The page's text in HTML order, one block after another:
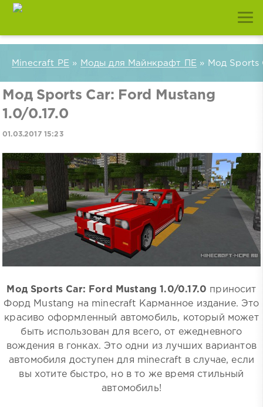
Minecraft PE » Моды для Майнкрафт ПЕ » Мод Sports
Мод Sports Car: Ford Mustang
1.0/0.17.0
01.03.2017 15:23
Мод Sports Car: Ford Mustang 1.0/0.17.0 приносит
Форд Mustang на minecraft Карманное издание. Это
красиво оформленный автомобиль, который может
быть использован для всего, от ежедневного
вождения в гонках. Это одни из лучших вариантов
автомобиля доступен для minecraft в случае, если
вы хотите быстро, но в то же время стильный
автомобиль!